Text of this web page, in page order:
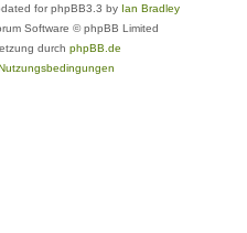
for phpBB3.3 by Ian Bradley
Software © phpBB Limited
durch phpBB.de